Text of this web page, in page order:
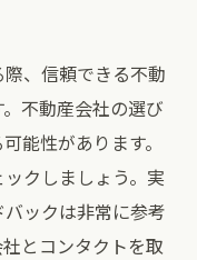
、信頼できる不動
不動産会社の選び
能性があります。
クしましょう。実
ックは非常に参考
とコンタクトを取